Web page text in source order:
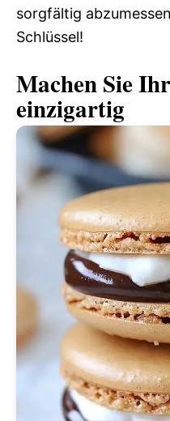
sorgfältig
Schlüssel!
Machen Sie
einzigartig